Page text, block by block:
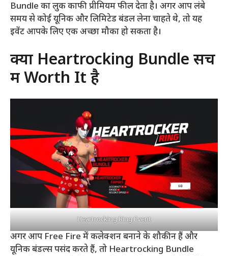
Bundle का लुक काफी प्रीमियम फील देता है। अगर आप लंबे
समय से कोई यूनिक और लिमिटेड बंडल लेना चाहते थे, तो यह
इवेंट आपके लिए एक अच्छा मौका हो सकता है।
क्या Heartrocking Bundle सच
में Worth It है
Heartrocking Ring Event
अगर आप Free Fire में कलेक्शन बनाने के शौकीन हैं और
यूनिक बंडल्स पसंद करते हैं, तो Heartrocking Bundle